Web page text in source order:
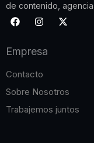
de contenido,
F
a
b
o
I
n
a
r
m
X
-
r
Empresa
Contacto
Sobre Nosotros
Trabajemos juntos